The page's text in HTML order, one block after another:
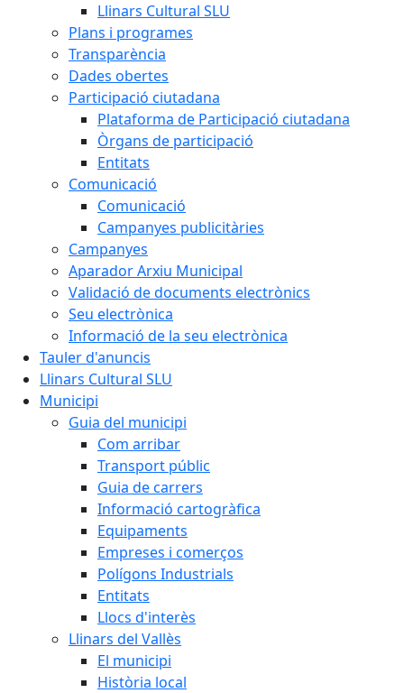
Llinars Cultural SLU
Plans i programes
Transparència
Dades obertes
Participació ciutadana
Plataforma de Participació ciutadana
Òrgans de participació
Entitats
Comunicació
Comunicació
Campanyes publicitàries
Campanyes
Aparador Arxiu Municipal
Validació de documents electrònics
Seu electrònica
Informació de la seu electrònica
Tauler d'anuncis
Llinars Cultural SLU
Municipi
Guia del municipi
Com arribar
Transport públic
Guia de carrers
Informació cartogràfica
Equipaments
Empreses i comerços
Polígons Industrials
Entitats
Llocs d'interès
Llinars del Vallès
El municipi
Història local